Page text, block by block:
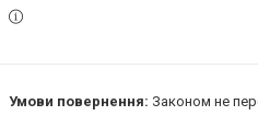
Законом не